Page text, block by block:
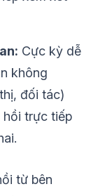
Cực kỳ dễ
không
đối tác)
hồi trực tiếp
từ bên